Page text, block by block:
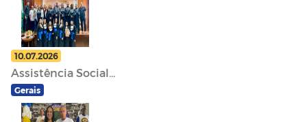
10.07.2026
Assistência Social...
Gerais